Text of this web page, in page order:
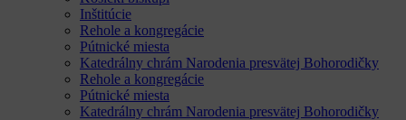
Inštitúcie
Rehole a kongregácie
Pútnické miesta
Katedrálny chrám Narodenia presvätej Bohorodičky
Rehole a kongregácie
Pútnické miesta
Katedrálny chrám Narodenia presvätej Bohorodičky